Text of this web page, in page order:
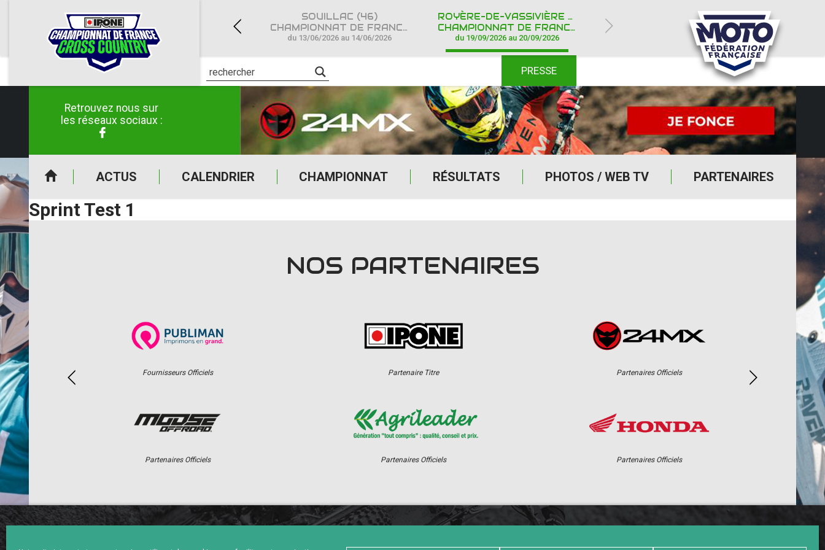
Retrouvez nous sur
les réseaux sociaux :
ACTUS CALENDRIER CHAMPIONNAT RÉSULTATS PHOTOS / WEB TV PARTENAIRES
PRESSE
CROSS COUNTRY IPONE
au 26/04/2026
CHAMPIONNAT DE FRANCE CROSS COUNTRY IPONE
du 30/05/2026 au 31/05/2026
SOUILLAC (46)
CHAMPIONNAT DE FRANCE CROSS COUNTRY IPONE
du 13/06/2026 au 14/06/2026
ROYÈRE-DE-VASSIVIÈRE (23)
CHAMPIONNAT DE FRANCE CROSS COUNTRY IPONE
du 19/09/2026 au 20/09/2026
Sprint Test 1
NOS PARTENAIRES
Fournisseurs Officiels
Partenaires Officiels
Partenaire Titre
Partenaires Officiels
Partenaires Officiels
Partenaires Officiels
CHAMPIONNAT RÉSULTATS PHOTOS / WEB TV PARTENAIRES